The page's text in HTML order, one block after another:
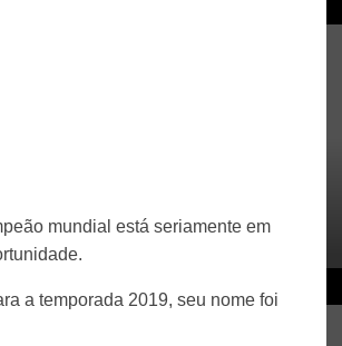
mundial está seriamente em
a temporada 2019, seu nome foi